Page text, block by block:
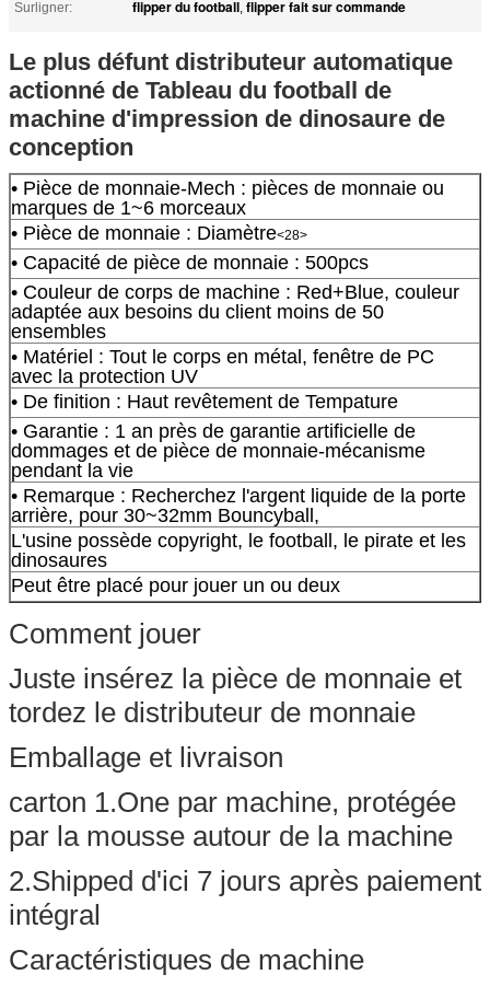
Surligner:
flipper du football, flipper fait sur commande
Le plus défunt distributeur automatique
actionné de Tableau du football de
machine d'impression de dinosaure de
conception
• Pièce de monnaie-Mech : pièces de monnaie ou
marques de 1~6 morceaux
• Pièce de monnaie : Diamètre<28>
• Capacité de pièce de monnaie : 500pcs
• Couleur de corps de machine : Red+Blue, couleur
adaptée aux besoins du client moins de 50
ensembles
• Matériel : Tout le corps en métal, fenêtre de PC
avec la protection UV
• De finition : Haut revêtement de Tempature
• Garantie : 1 an près de garantie artificielle de
dommages et de pièce de monnaie-mécanisme
pendant la vie
• Remarque : Recherchez l'argent liquide de la porte
arrière, pour 30~32mm Bouncyball,
L'usine possède copyright, le football, le pirate et les
dinosaures
Peut être placé pour jouer un ou deux
Comment jouer
Juste insérez la pièce de monnaie et
tordez le distributeur de monnaie
Emballage et livraison
carton 1.One par machine, protégée
par la mousse autour de la machine
2.Shipped d'ici 7 jours après paiement
intégral
Caractéristiques de machine